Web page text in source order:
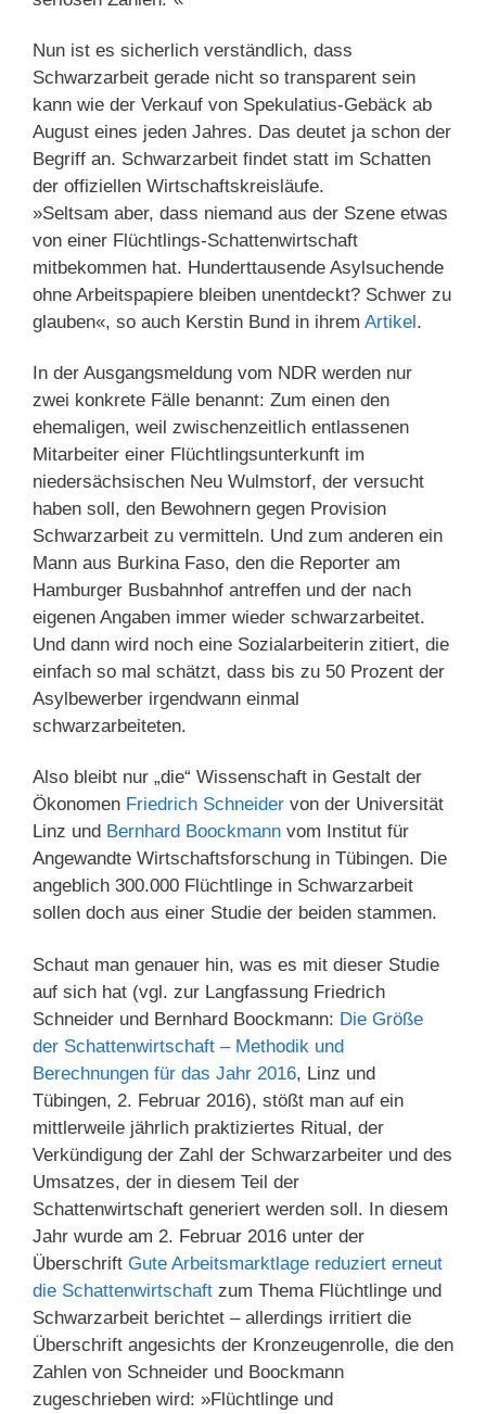
Nun ist es sicherlich verständlich, dass
Schwarzarbeit gerade nicht so transparent sein
kann wie der Verkauf von Spekulatius-Gebäck ab
August eines jeden Jahres. Das deutet ja schon der
Begriff an. Schwarzarbeit findet statt im Schatten
der offiziellen Wirtschaftskreisläufe.
»Seltsam aber, dass niemand aus der Szene etwas
von einer Flüchtlings-Schattenwirtschaft
mitbekommen hat. Hunderttausende Asylsuchende
ohne Arbeitspapiere bleiben unentdeckt? Schwer zu
glauben«, so auch Kerstin Bund in ihrem Artikel .
In der Ausgangsmeldung vom NDR werden nur
zwei konkrete Fälle benannt: Zum einen den
ehemaligen, weil zwischenzeitlich entlassenen
Mitarbeiter einer Flüchtlingsunterkunft im
niedersächsischen Neu Wulmstorf, der versucht
haben soll, den Bewohnern gegen Provision
Schwarzarbeit zu vermitteln. Und zum anderen ein
Mann aus Burkina Faso, den die Reporter am
Hamburger Busbahnhof antreffen und der nach
eigenen Angaben immer wieder schwarzarbeitet.
Und dann wird noch eine Sozialarbeiterin zitiert, die
einfach so mal schätzt, dass bis zu 50 Prozent der
Asylbewerber irgendwann einmal
schwarzarbeiteten.
Also bleibt nur „die“ Wissenschaft in Gestalt der
Ökonomen Friedrich Schneider von der Universität
Linz und Bernhard Boockmann vom Institut für
Angewandte Wirtschaftsforschung in Tübingen. Die
angeblich 300.000 Flüchtlinge in Schwarzarbeit
sollen doch aus einer Studie der beiden stammen.
Schaut man genauer hin, was es mit dieser Studie
auf sich hat (vgl. zur Langfassung Friedrich
Schneider und Bernhard Boockmann: Die Größe
der Schattenwirtschaft – Methodik und
Berechnungen für das Jahr 2016, Linz und
Tübingen, 2. Februar 2016), stößt man auf ein
mittlerweile jährlich praktiziertes Ritual, der
Verkündigung der Zahl der Schwarzarbeiter und des
Umsatzes, der in diesem Teil der
Schattenwirtschaft generiert werden soll. In diesem
Jahr wurde am 2. Februar 2016 unter der
Überschrift Gute Arbeitsmarktlage reduziert erneut
die Schattenwirtschaft zum Thema Flüchtlinge und
Schwarzarbeit berichtet – allerdings irritiert die
Überschrift angesichts der Kronzeugenrolle, die den
Zahlen von Schneider und Boockmann
zugeschrieben wird: »Flüchtlinge und